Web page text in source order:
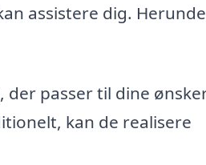
assistere dig.
der passer til dine
kan de realisere